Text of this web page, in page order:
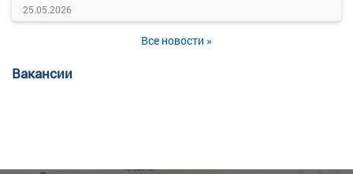
25.05.2026
Все новости »
Вакансии